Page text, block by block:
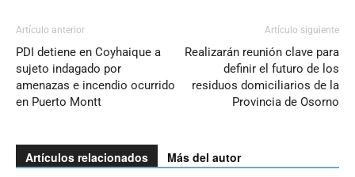
Artículo anterior
PDI detiene en Coyhaique a
sujeto indagado por
amenazas e incendio ocurrido
en Puerto Montt
Artículo siguiente
Realizarán reunión clave para
definir el futuro de los
residuos domiciliarios de la
Provincia de Osorno
Artículos relacionados Más del autor